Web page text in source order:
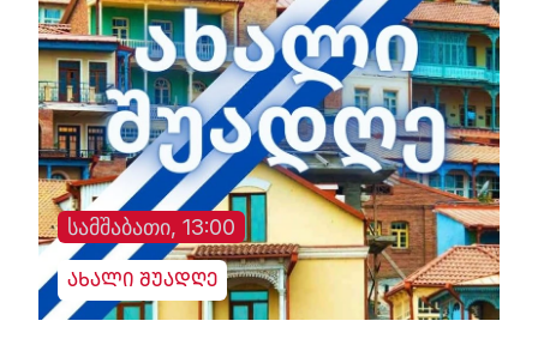
სამშაბათი, 13:00
ახალი შუადღე